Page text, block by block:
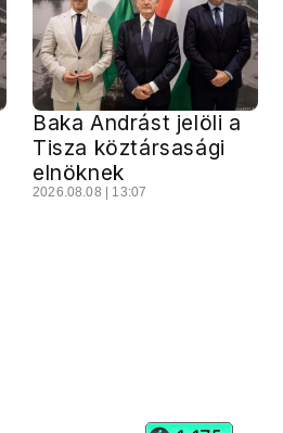
Baka Andrást jelöli a
Tisza köztársasági
elnöknek
2026.08.08 | 13:07